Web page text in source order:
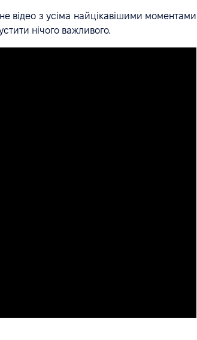
відео з усіма найцікавішими моментами
нічого важливого.